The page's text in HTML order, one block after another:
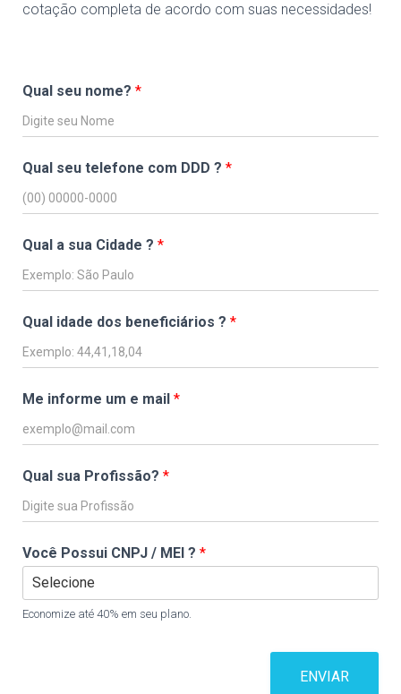
cotação completa de acordo com suas necessidades!
Qual seu nome? *
Qual seu telefone com DDD ? *
Qual a sua Cidade ? *
Qual idade dos beneficiários ? *
Me informe um e mail *
Qual sua Profissão? *
Você Possui CNPJ / MEI ? *
Economize até 40% em seu plano.
ENVIAR